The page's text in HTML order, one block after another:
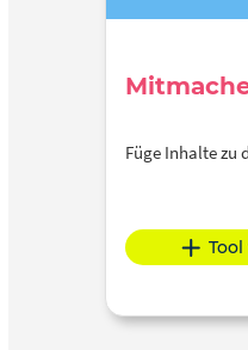
Füge Inhalte zu